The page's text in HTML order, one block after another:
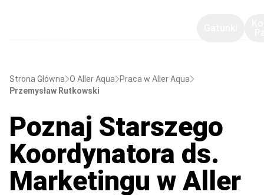
Strona Główna O Aller Aqua
Praca w Aller Aqua
Przemysław Rutkowski
Poznaj Starszego
Koordynatora ds.
Marketingu w Aller